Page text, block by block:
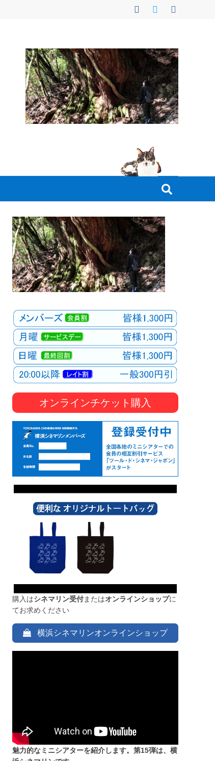
オンラインチケット購入
購入はシネマリン受付またはオンラインショップに
てお求めください
横浜シネマリンオンラインショップ
魅力的なミニシアターを紹介します。第15弾は、横